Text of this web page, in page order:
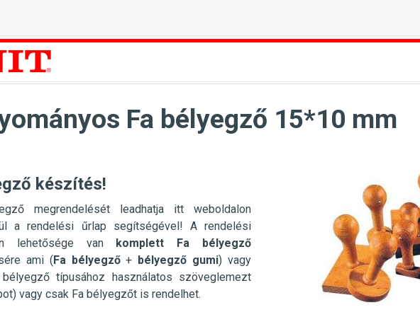
Fa bélyegző 15*10 mm
készítés!
megrendelését leadhatja itt weboldalon
a rendelési űrlap segítségével! A rendelési
lehetősége van
komplett Fa bélyegző
ami ( Fa bélyegző+ bélyegző gumi) vagy
típusához használatos szöveglemezt
vagy csak Fa bélyegzőt is rendelhet.